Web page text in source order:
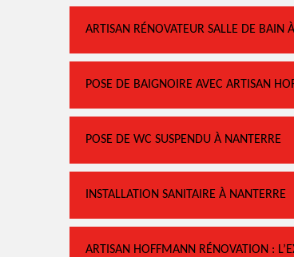
ARTISAN RÉNOVATEUR SALLE DE BAIN
POSE DE BAIGNOIRE AVEC ARTISAN
POSE DE WC SUSPENDU À NANTERRE
INSTALLATION SANITAIRE À NANTERRE
ARTISAN HOFFMANN RÉNOVATION :